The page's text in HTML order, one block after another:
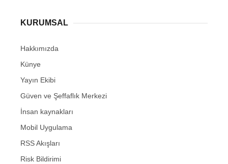
KURUMSAL
Hakkımızda
Künye
Yayın Ekibi
Güven ve Şeffaflık Merkezi
İnsan kaynakları
Mobil Uygulama
RSS Akışları
Risk Bildirimi